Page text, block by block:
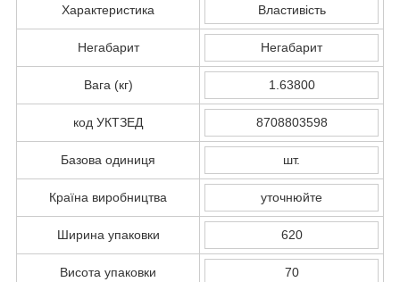
Характеристика Властивість
Негабарит Негабарит
Вага (кг) 1.63800
код УКТЗЕД 8708803598
Базова одиниця шт.
Країна виробництва уточнюйте
Ширина упаковки 620
Висота упаковки 70